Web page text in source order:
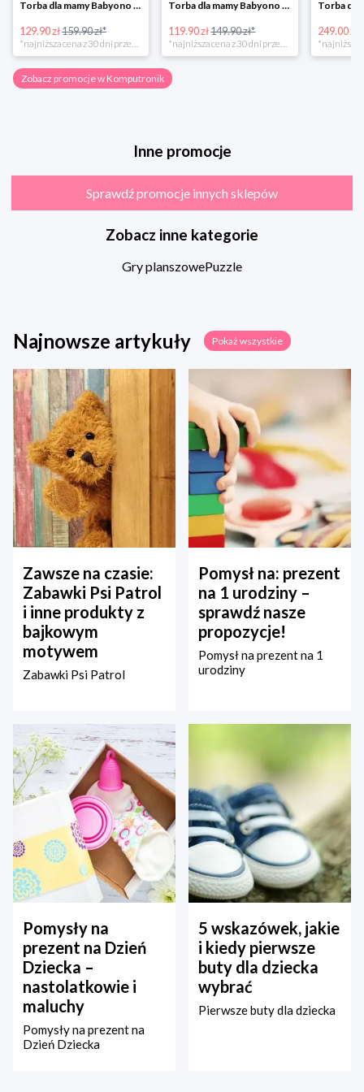
Torba dla mamy Babyono 1505/01 Comfort Icoinic 5/5
129.90 zł159.90 zł*
Torba dla mamy Babyono 1507/01 Comfort Chic w super cenie
119.90 zł149.90 zł* 249.00 zł
Zobacz promocje w Komputronik
Inne promocje
Sprawdź promocje innych sklepów
Zobacz inne kategorie
Gry planszowePuzzle
Najnowsze artykuły Pokaż wszystkie
Zawsze na czasie:
Zabawki Psi Patrol
i inne produkty z
bajkowym
motywem
Zabawki Psi Patrol
Pomysł na: prezent
na 1 urodziny –
sprawdź nasze
propozycje!
Pomysł na prezent na 1
urodziny
Pomysły na
prezent na Dzień
Dziecka –
nastolatkowie i
maluchy
Pomysły na prezent na
Dzień Dziecka
5 wskazówek, jakie
i kiedy pierwsze
buty dla dziecka
wybrać
Pierwsze buty dla dziecka